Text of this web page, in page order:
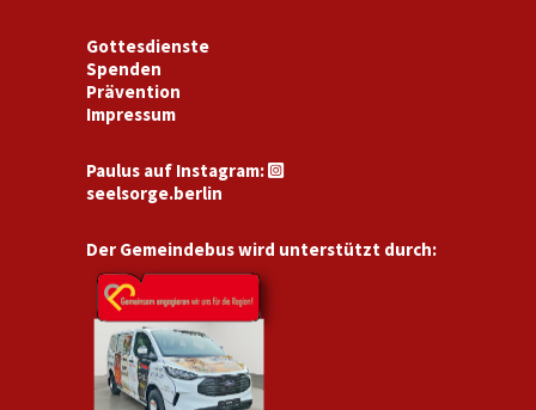
Gottesdienste
Spenden
Prävention
Impressum
Paulus auf Instagram: 
seelsorge.berlin
Der Gemeindebus wird unterstützt durch: